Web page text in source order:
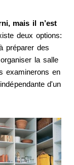
mais il n’est
deux options:
préparer des
la salle
examinerons en
d'un